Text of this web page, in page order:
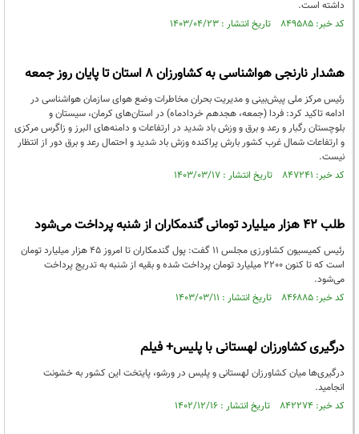
داشته است.
کد خبر: ۸۴۹۵۸۵ تاریخ انتشار : ۱۴۰۳/۰۴/۲۳
هشدار نارنجی هواشناسی به کشاورزان ۸ استان تا پایان روز جمعه
رئیس مرکز ملی پیش‌بینی و مدیریت بحران مخاطرات وضع هوای سازمان هواشناسی در
ادامه تاکید کرد: فردا (جمعه، هجدهم خردادماه) در استان‌های کرمان، سیستان و
بلوچستان رگبار و رعد و برق و وزش باد شدید در ارتفاعات و دامنه‌های البرز و زاگرس مرکزی
و ارتفاعات شمال غرب کشور بارش پراکنده وزش باد شدید و احتمال رعد و برق دور از انتظار
نیست.
کد خبر: ۸۴۷۲۴۱ تاریخ انتشار : ۱۴۰۳/۰۳/۱۷
طلب 42 هزار میلیارد تومانی گندمکاران از شنبه پرداخت می‌شود
رئیس کمیسیون کشاورزی مجلس 11 گفت: پول گندمکاران تا امروز 45 هزار میلیارد تومان
است که تا کنون 2200 میلیارد تومان پرداخت شده و بقیه از شنبه به تدریج پرداخت
می‌شود.
کد خبر: ۸۴۶۸۸۵ تاریخ انتشار : ۱۴۰۳/۰۳/۱۱
درگیری کشاورزان لهستانی با پلیس+ فیلم
درگیری‌ها میان کشاورزان لهستانی و پلیس در ورشو، پایتخت این کشور به خشونت
انجامید.
کد خبر: ۸۴۲۲۷۴ تاریخ انتشار : ۱۴۰۲/۱۲/۱۶